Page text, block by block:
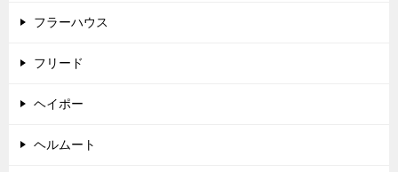
フラーハウス
フリード
ヘイポー
ヘルムート